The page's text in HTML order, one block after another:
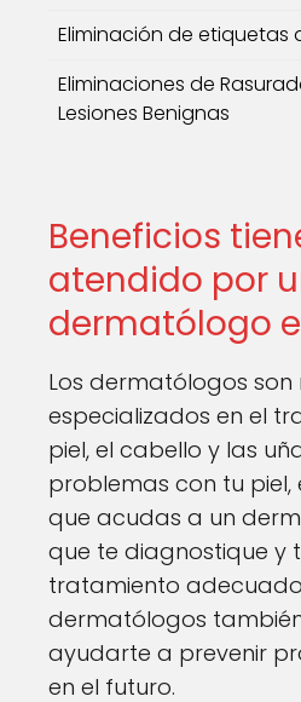
Eliminación de etiquetas
Eliminaciones de
Lesiones Benignas
Beneficios
atendido por
dermatólogo
Los dermatólogos son
especializados en el
piel, el cabello y las
problemas con tu
que acudas a un
que te diagnostique y
tratamiento
dermatólogos
ayudarte a prevenir
en el futuro.